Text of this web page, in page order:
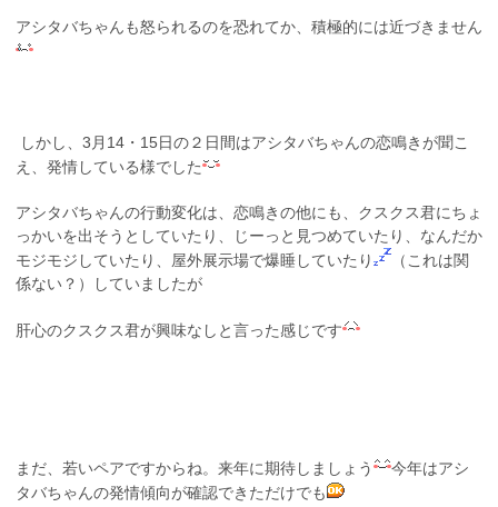
アシタバちゃんも怒られるのを恐れてか、積極的には近づきません
しかし、3月14・15日の２日間はアシタバちゃんの恋鳴きが聞こ
え、発情している様でした
アシタバちゃんの行動変化は、恋鳴きの他にも、クスクス君にちょ
っかいを出そうとしていたり、じーっと見つめていたり、なんだか
モジモジしていたり、屋外展示場で爆睡していたり
（これは関
係ない？）していましたが
肝心のクスクス君が興味なしと言った感じです
まだ、若いペアですからね。来年に期待しましょう
今年はアシ
タバちゃんの発情傾向が確認できただけでも